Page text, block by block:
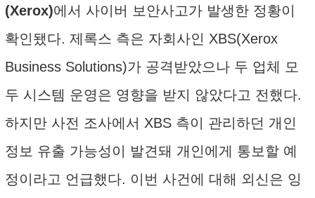
(Xerox)에서 사이버 보안사고가 발생한 정황이
확인됐다. 제록스 측은 자회사인 XBS(Xerox
Business Solutions)가 공격받았으나 두 업체 모
두 시스템 운영은 영향을 받지 않았다고 전했다.
하지만 사전 조사에서 XBS 측이 관리하던 개인
정보 유출 가능성이 발견돼 개인에게 통보할 예
정이라고 언급했다. 이번 사건에 대해 외신은 잉